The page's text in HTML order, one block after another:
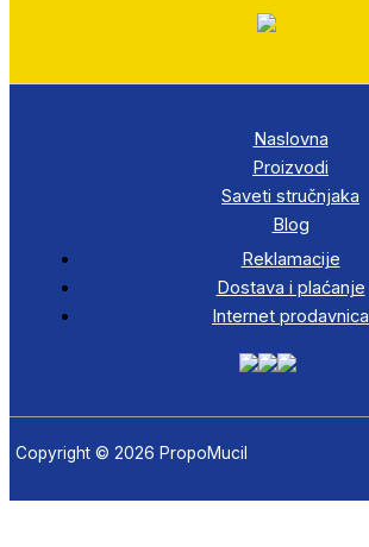
Naslovna
Proizvodi
Saveti stručnjaka
Blog
Reklamacije
Dostava i plaćanje
Internet prodavnica
Copyright © 2026 PropoMucil